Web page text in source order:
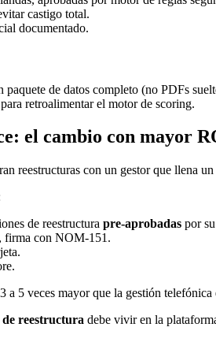
castigo total.
documentado.
paquete de datos completo (no PDFs
retroalimentar el motor de scoring.
el cambio con mayor
reestructuras con un gestor que llena
de reestructura pre-aprobadas por
firma con NOM-151.
a 5 veces mayor que la gestión telefónica
reestructura debe vivir en la